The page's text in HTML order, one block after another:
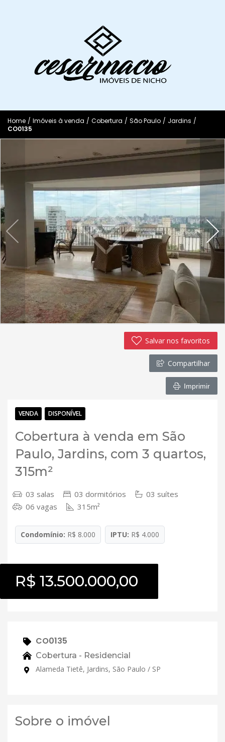
Home / Imóveis à venda / Cobertura / São Paulo / Jardins /
CO0135
Salvar nos favoritos
Compartilhar
Imprimir
VENDA DISPONÍVEL
Cobertura à venda em São
Paulo, Jardins, com 3 quartos,
315m²
03 salas 03 dormitórios
03 suítes
06 vagas
315m²
Condomínio: R$ 8.000 IPTU: R$ 4.000
R$ 13.500.000,00
CO0135
Cobertura - Residencial
Alameda Tietê, Jardins, São Paulo / SP
Sobre o imóvel